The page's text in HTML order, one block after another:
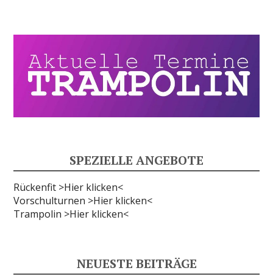
SPEZIELLE ANGEBOTE
Rückenfit >Hier klicken<
Vorschulturnen >Hier klicken<
Trampolin >Hier klicken<
NEUESTE BEITRÄGE